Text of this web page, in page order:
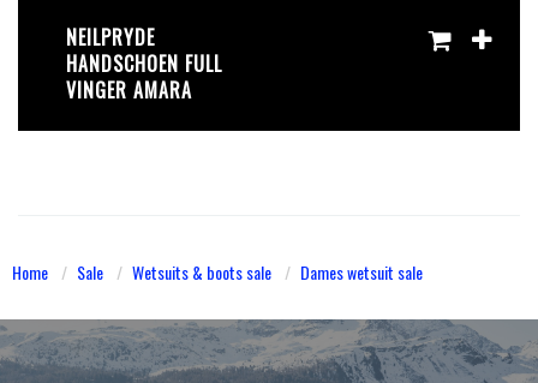
NEILPRYDE
HANDSCHOEN FULL
VINGER AMARA
Home Sale Wetsuits & boots sale Dames wetsuit sale